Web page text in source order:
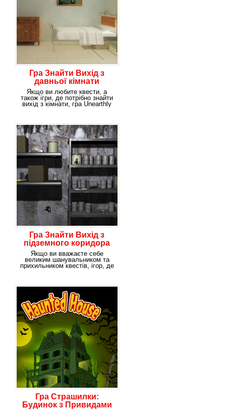
Гра Знайти Вихід з
давньої кімнати
Якщо ви любите квести, а
також ігри, де потрібно знайти
вихід з кімнати, гра Unearthly
Гра Знайти Вихід з
підземного коридора
Якщо ви вважаєте себе
великим шанувальником та
прихильником квестів, ігор, де
Гра Страшилки:
Будинок з Привидами